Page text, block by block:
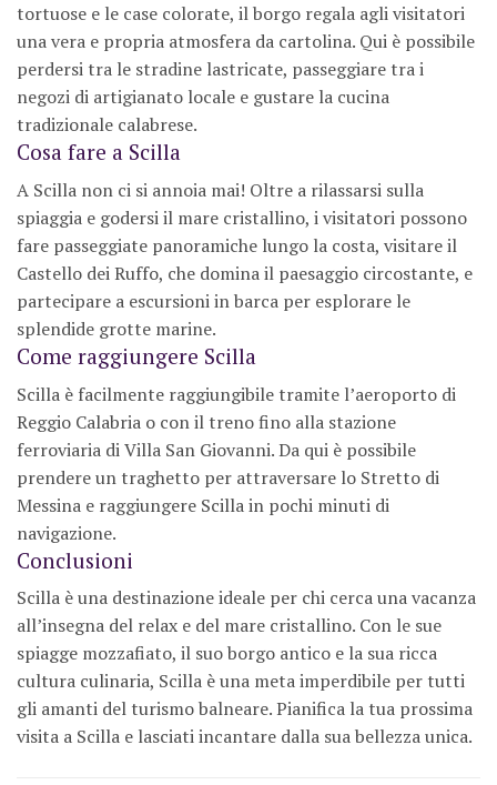
tortuose e le case colorate, il borgo regala agli visitatori
una vera e propria atmosfera da cartolina. Qui è possibile
perdersi tra le stradine lastricate, passeggiare tra i
negozi di artigianato locale e gustare la cucina
tradizionale calabrese.
Cosa fare a Scilla
A Scilla non ci si annoia mai! Oltre a rilassarsi sulla
spiaggia e godersi il mare cristallino, i visitatori possono
fare passeggiate panoramiche lungo la costa, visitare il
Castello dei Ruffo, che domina il paesaggio circostante, e
partecipare a escursioni in barca per esplorare le
splendide grotte marine.
Come raggiungere Scilla
Scilla è facilmente raggiungibile tramite l’aeroporto di
Reggio Calabria o con il treno fino alla stazione
ferroviaria di Villa San Giovanni. Da qui è possibile
prendere un traghetto per attraversare lo Stretto di
Messina e raggiungere Scilla in pochi minuti di
navigazione.
Conclusioni
Scilla è una destinazione ideale per chi cerca una vacanza
all’insegna del relax e del mare cristallino. Con le sue
spiagge mozzafiato, il suo borgo antico e la sua ricca
cultura culinaria, Scilla è una meta imperdibile per tutti
gli amanti del turismo balneare. Pianifica la tua prossima
visita a Scilla e lasciati incantare dalla sua bellezza unica.